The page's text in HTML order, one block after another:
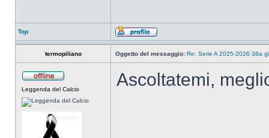
Top
termopiliano Oggetto del messaggio: Re: Serie A 2025-2026 38a
Leggenda del Calcio Ascoltatemi,